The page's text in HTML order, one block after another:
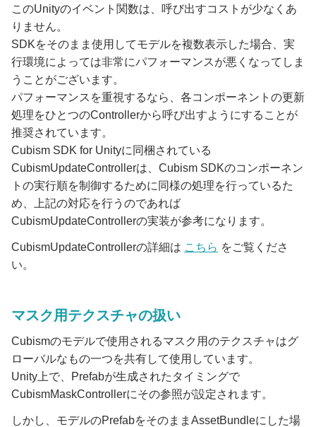
このUnityのイベント関数は、呼び出すコストが少なくあ
りません。
SDKをそのまま使用してモデルを複数表示した場合、実
行環境によっては非常にパフォーマンスが悪くなってしま
うことがございます。
パフォーマンスを重視するなら、各コンポーネントの更新
処理をひとつのControllerから呼び出すようにすることが
推奨されています。
Cubism SDK for Unityに同梱されている
CubismUpdateControllerは、Cubism SDKのコンポーネン
トの実行順を制御するために同様の処理を行っているた
め、上記の対応を行うのであれば
CubismUpdateControllerの実装が参考になります。
CubismUpdateControllerの詳細は こちら をご覧くださ
い。
マスク用テクスチャの扱い
Cubismのモデルで使用されるマスク用のテクスチャはグ
ローバルなもの一つを共有して使用しています。
Unity上で、Prefabが生成されたタイミングで
CubismMaskControllerにその参照が設定されます。
しかし、モデルのPrefabをそのままAssetBundleにした場